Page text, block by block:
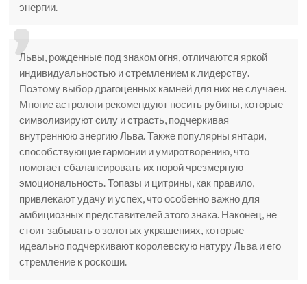
энергии.
Львы, рожденные под знаком огня, отличаются яркой
индивидуальностью и стремлением к лидерству.
Поэтому выбор драгоценных камней для них не случаен.
Многие астрологи рекомендуют носить рубины, которые
символизируют силу и страсть, подчеркивая
внутреннюю энергию Льва. Также популярны янтари,
способствующие гармонии и умиротворению, что
помогает сбалансировать их порой чрезмерную
эмоциональность. Топазы и цитрины, как правило,
привлекают удачу и успех, что особенно важно для
амбициозных представителей этого знака. Наконец, не
стоит забывать о золотых украшениях, которые
идеально подчеркивают королевскую натуру Льва и его
стремление к роскоши.